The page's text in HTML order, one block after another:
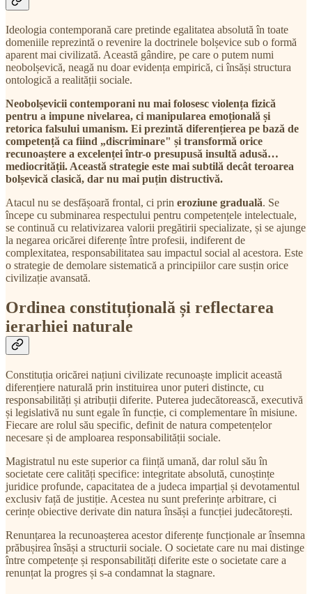
Ideologia contemporană care pretinde egalitatea absolută în toate
domeniile reprezintă o revenire la doctrinele bolșevice sub o formă
aparent mai civilizată. Această gândire, pe care o putem numi
neobolșevică, neagă nu doar evidența empirică, ci însăși structura
ontologică a realității sociale.
Neobolșevicii contemporani nu mai folosesc violența fizică
pentru a impune nivelarea, ci manipularea emoțională și
retorica falsului umanism. Ei prezintă diferențierea pe bază de
competență ca fiind „discriminare" și transformă orice
recunoaștere a excelenței într-o presupusă insultă adusă…
mediocrității. Această strategie este mai subtilă decât teroarea
bolșevică clasică, dar nu mai puțin distructivă.
Atacul nu se desfășoară frontal, ci prin eroziune graduală. Se
începe cu subminarea respectului pentru competențele intelectuale,
se continuă cu relativizarea valorii pregătirii specializate, și se ajunge
la negarea oricărei diferențe între profesii, indiferent de
complexitatea, responsabilitatea sau impactul social al acestora. Este
o strategie de demolare sistematică a principiilor care susțin orice
civilizație avansată.
Ordinea constituțională și reflectarea
ierarhiei naturale
Constituția oricărei națiuni civilizate recunoaște implicit această
diferențiere naturală prin instituirea unor puteri distincte, cu
responsabilități și atribuții diferite. Puterea judecătorească, executivă
și legislativă nu sunt egale în funcție, ci complementare în misiune.
Fiecare are rolul său specific, definit de natura competențelor
necesare și de amploarea responsabilității sociale.
Magistratul nu este superior ca ființă umană, dar rolul său în
societate cere calități specifice: integritate absolută, cunoștințe
juridice profunde, capacitatea de a judeca imparțial și devotamentul
exclusiv față de justiție. Acestea nu sunt preferințe arbitrare, ci
cerințe obiective derivate din natura însăși a funcției judecătorești.
Renunțarea la recunoașterea acestor diferențe funcționale ar însemna
prăbușirea însăși a structurii sociale. O societate care nu mai distinge
între competențe și responsabilități diferite este o societate care a
renunțat la progres și s-a condamnat la stagnare.